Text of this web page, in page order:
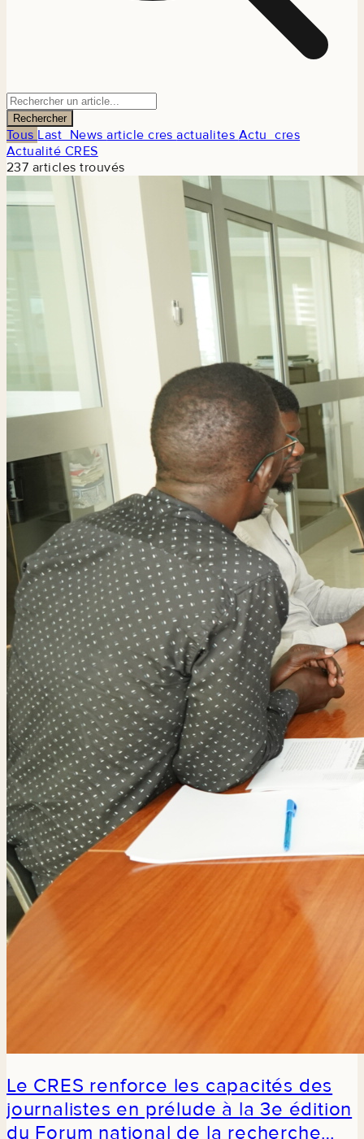
Rechercher
Tous Last_Newsarticle cresactualites Actu_cres
Actualité CRES
237 articles trouvés
Le CRES renforce les capacités des
journalistes en prélude à la 3e édition
du Forum national de la recherche